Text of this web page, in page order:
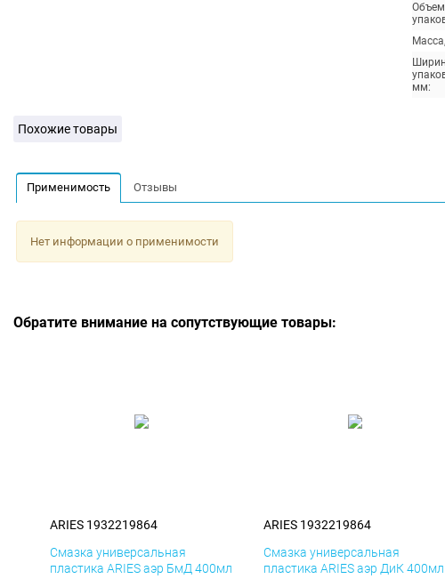
Объем
мм:
Похожие товары
Применимость Отзывы
Нет информации о применимости
Обратите внимание на сопутствующие товары:
ARIES 1932219864
Смазка универсальная
пластика ARIES аэр БмД 400мл
ARIES 1932219864
Смазка универсальная
пластика ARIES аэр ДиК 400мл